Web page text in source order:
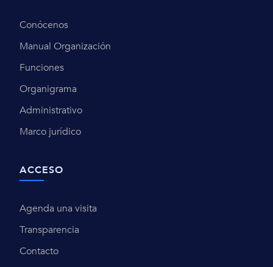
Conócenos
Manual Organización
Funciones
Organigrama
Administrativo
Marco jurídico
ACCESO
Agenda una visita
Transparencia
Contacto